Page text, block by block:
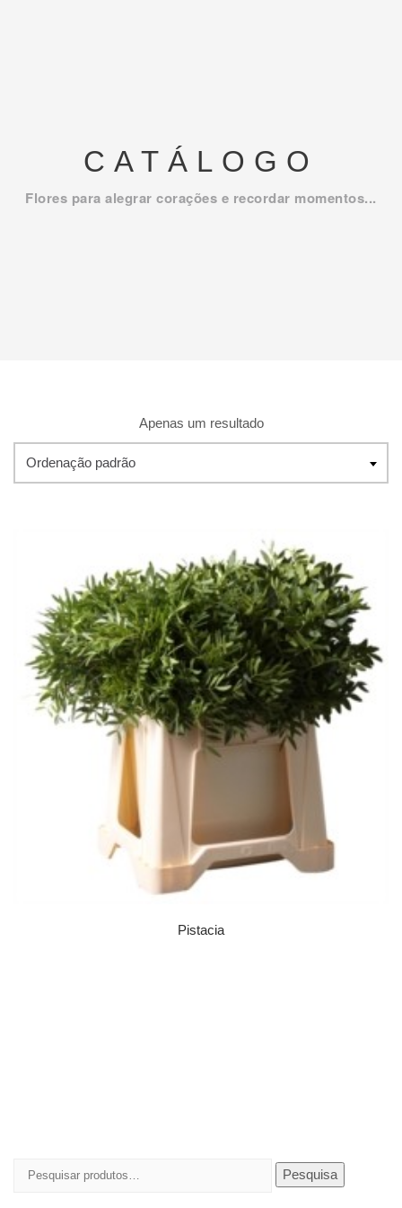
CATÁLOGO
Flores para alegrar corações e recordar momentos...
Apenas um resultado
Ordenação padrão
Pistacia
Pesquisar
Pesquisa